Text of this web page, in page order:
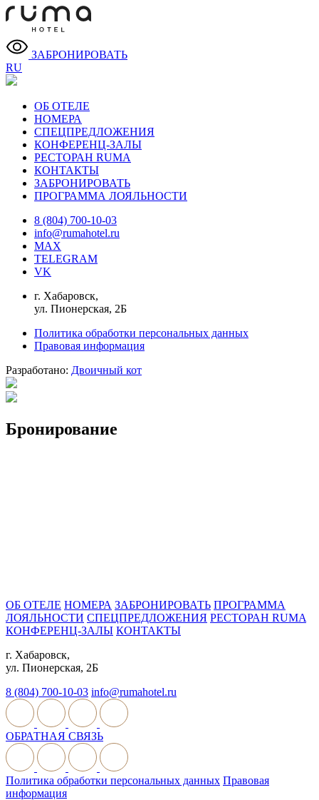
ЗАБРОНИРОВАТЬ
RU
ОБ ОТЕЛЕ
НОМЕРА
СПЕЦПРЕДЛОЖЕНИЯ
КОНФЕРЕНЦ-ЗАЛЫ
РЕСТОРАН RUMA
КОНТАКТЫ
ЗАБРОНИРОВАТЬ
ПРОГРАММА ЛОЯЛЬНОСТИ
8 (804) 700-10-03
info@rumahotel.ru
MAX
TELEGRAM
VK
г. Хабаровск,
ул. Пионерская, 2Б
Политика обработки персональных данных
Правовая информация
Разработано: Двоичный кот
Бронирование
ОБ ОТЕЛЕ НОМЕРА ЗАБРОНИРОВАТЬ ПРОГРАММА
ЛОЯЛЬНОСТИ СПЕЦПРЕДЛОЖЕНИЯ РЕСТОРАН RUMA
КОНФЕРЕНЦ-ЗАЛЫ КОНТАКТЫ
г. Хабаровск,
ул. Пионерская, 2Б
8 (804) 700-10-03 info@rumahotel.ru
ОБРАТНАЯ СВЯЗЬ
Политика обработки персональных данных Правовая
информация